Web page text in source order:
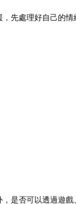
先處理好自己的
是否可以透過遊